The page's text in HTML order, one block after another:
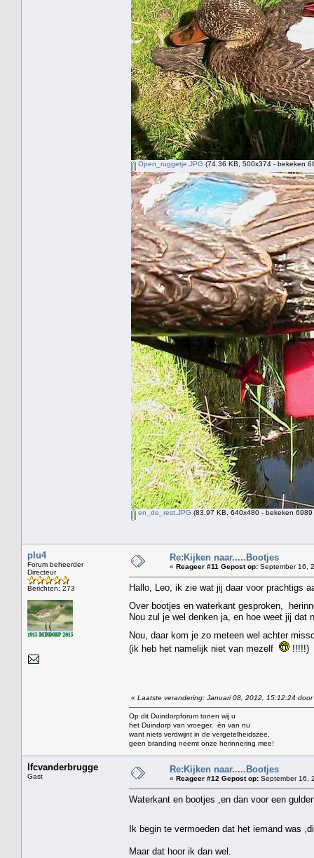
Open_ruggetje.JPG (74.36 KB, 500x374 - bekeken
en_de_rest.JPG (83.97 KB, 640x480 - bekeken 6989
plu4
Forum beheerder
Directeur
Berichten: 273
Re:Kijken naar.....Bootjes
« Reageer #11 Gepost op: September 16,
Hallo, Leo, ik zie wat jij daar voor prachtigs
Over bootjes en waterkant gesproken,
Nou zul je wel denken ja, en hoe weet jij dat
Nou, daar kom je zo meteen wel achter
(ik heb het namelijk niet van mezelf
!!!!!)
« Laatste verandering: Januari 08, 2012, 15:12:24 door
Op dit Duindorpforum tonen wij u
het Duindorp van vroeger, én van nu
want niets verdwijnt in de vergetelheidszee,
geen branding neemt onze herinnering mee!
lfcvanderbrugge
Gast
Re:Kijken naar.....Bootjes
« Reageer #12 Gepost op: September 16,
Waterkant en bootjes ,en dan voor een
Ik begin te vermoeden dat het iemand was
Maar dat hoor ik dan wel.